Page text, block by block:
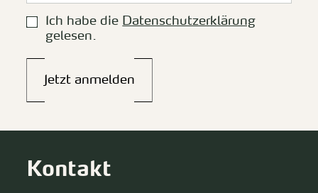
Ich habe die Datenschutzerklärung
gelesen.
Jetzt anmelden
Kontakt